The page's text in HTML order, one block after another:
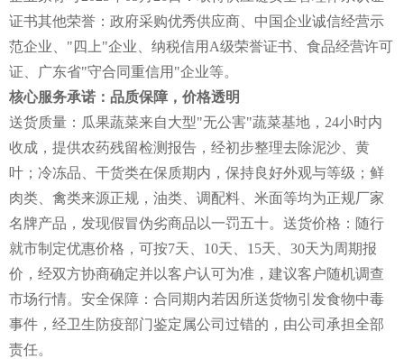
证书其他荣誉：政府采购优秀供应商、中国企业诚信经营示
范企业、"四上"企业、纳税信用A级荣誉证书、食品经营许可
证、广东省"守合同重信用"企业等。
核心服务承诺：品质保障，价格透明
送货质量：瓜果蔬菜来自大型"无公害"蔬菜基地，24小时内
收成，提供农药残留检测报告，经初步整理去除泥沙、黄
叶；冷冻品、干货类在保质期内，保持良好外观与等级；鲜
肉类、禽类来源正规，油类、调配料、米面等均为正规厂家
名牌产品，发现假冒伪劣商品以一罚五十。送货价格：随行
就市制定优惠价格，可按7天、10天、15天、30天为周期报
价，经双方协商确定并以客户认可为准，建议客户随机调查
市场行情。安全保障：合同期内若因所送货物引发食物中毒
事件，经卫生防疫部门鉴定属公司过错的，由公司承担全部
责任。